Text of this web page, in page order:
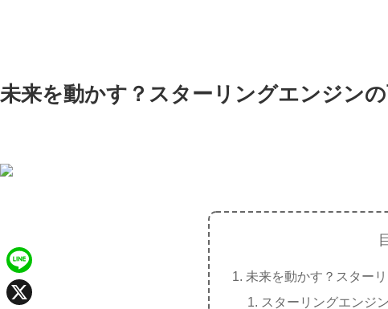
未来を動かす？スターリングエンジン
未来を動かす？スター
スターリングエンジン
L